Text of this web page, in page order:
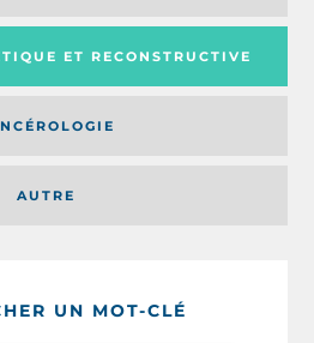
AUTRE
ET RECONSTRUCTIVE
UN MOT-CLÉ